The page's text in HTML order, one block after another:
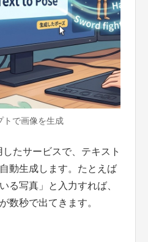
で画像を生成
たサービスで、テキスト
動生成します。たとえば
る写真」と入力すれば、
数秒で出てきます。